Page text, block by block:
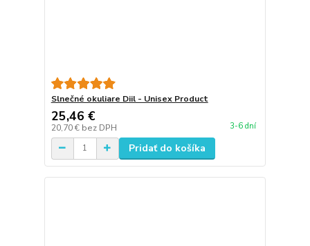
Slnečné okuliare Diil - Unisex Product
25,46 €
20,70 € bez DPH 3-6 dní
Pridať do košíka